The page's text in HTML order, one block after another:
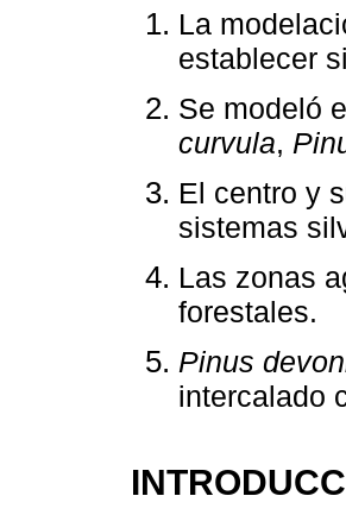
La
establecer
Se modeló
curvula,
El centro y
sistemas
Las zonas
forestales.
Pinus
intercalado